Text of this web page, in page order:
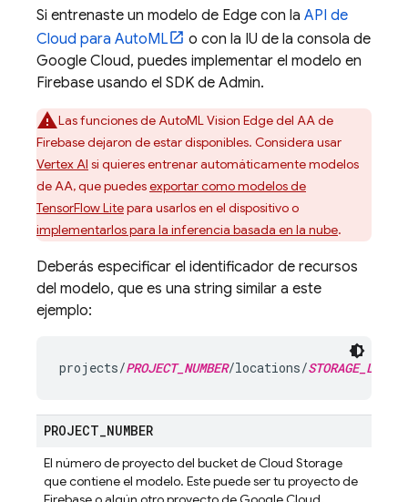
Si entrenaste un modelo de Edge con la API de
Cloud para AutoML
o con la IU de la consola de
Google Cloud, puedes implementar el modelo en
Firebase usando el SDK de Admin.
Las funciones de AutoML Vision Edge del AA de
Firebase dejaron de estar disponibles. Considera usar
Vertex AI si quieres entrenar automáticamente modelos
de AA, que puedesexportar como modelos de
TensorFlow Litepara usarlos en el dispositivo o
implementarlos para la inferencia basada en la nube.
Deberás especificar el identificador de recursos
del modelo, que es una string similar a este
ejemplo:
projects/PROJECT_NUMBER/locations/
PROJECT_NUMBER
El número de proyecto del bucket deCloud Storage
que contiene el modelo. Este puede ser tu proyecto de